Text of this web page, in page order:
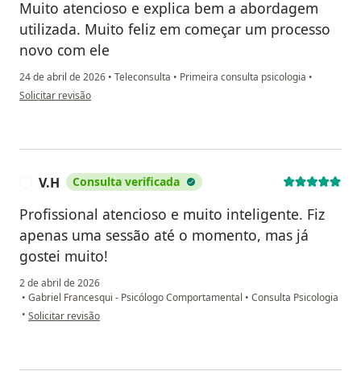
Muito atencioso e explica bem a abordagem
utilizada. Muito feliz em começar um processo
novo com ele
24 de abril de 2026 • Teleconsulta • Primeira consulta psicologia •
na opinião do utilizador GM
Solicitar revisão
V.H Consulta verificada
Profissional atencioso e muito inteligente. Fiz
apenas uma sessão até o momento, mas já
gostei muito!
2 de abril de 2026
• Gabriel Francesqui - Psicólogo Comportamental • Consulta Psicologia
• na opinião do utilizador V.H
Solicitar revisão